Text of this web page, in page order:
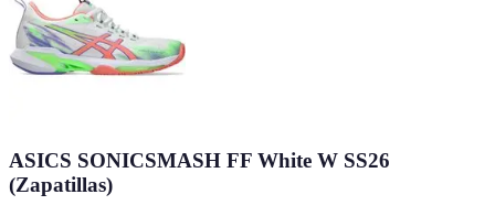
ASICS SONICSMASH FF White W SS26
(Zapatillas)